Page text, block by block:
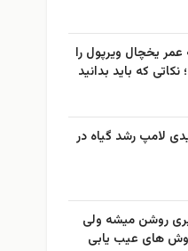
عمر یخچال ویرپول را
نکاتی که باید بدانید
لامپ رشد گیاه در
روشن میشه ولی
روش های عیب یابی